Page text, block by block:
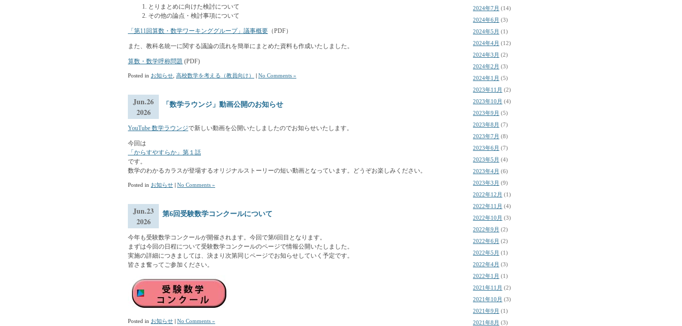
とりまとめに向けた検討について
その他の論点・検討事項について
「第11回算数・数学ワーキンググループ」議事概要 （PDF）
また、教科名統一に関する議論の流れを簡単にまとめた資料も作成いたしました。
算数・数学呼称問題 (PDF)
Posted in お知らせ 高校数学を考える（教員向け） | No Comments »
Jun.26
2026
「数学ラウンジ」動画公開のお知らせ
YouTube 数学ラウンジで新しい動画を公開いたしましたのでお知らせいたします。
今回は
「からすやすらか」第１話
です。
数学のわかるカラスが登場するオリジナルストーリーの短い動画となっています。どうぞお楽しみください。
Posted in お知らせ | No Comments »
Jun.23
2026
第6回受験数学コンクールについて
今年も受験数学コンクールが開催されます。今回で第6回目となります。
まずは今回の日程について受験数学コンクールのページで情報公開いたしました。
実施の詳細につきましては、決まり次第同じページでお知らせしていく予定です。
皆さま奮ってご参加ください。
Posted in お知らせ | No Comments »
2024年7月 (14)
2024年6月 (3)
2024年5月 (1)
2024年4月 (12)
2024年3月 (2)
2024年2月 (3)
2024年1月 (5)
2023年11月 (2)
2023年10月 (4)
2023年9月 (5)
2023年8月 (7)
2023年7月 (8)
2023年6月 (7)
2023年5月 (4)
2023年4月 (6)
2023年3月 (9)
2022年12月 (1)
2022年11月 (4)
2022年10月 (3)
2022年9月 (2)
2022年6月 (2)
2022年5月 (1)
2022年4月 (3)
2022年1月 (1)
2021年11月 (2)
2021年10月 (3)
2021年9月 (1)
2021年8月 (3)